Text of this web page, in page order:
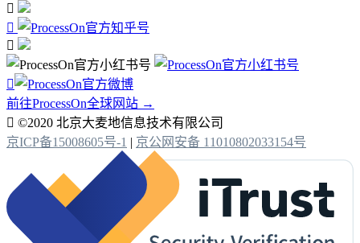




前往ProcessOn全球网站 →
 ©2020 北京大麦地信息技术有限公司
京ICP备15008605号-1 | 京公网安备 11010802033154号